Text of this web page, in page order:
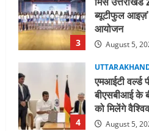
4
बीएसबीआई के
को मिलेंगे
August 5,
5
STATES NEWS
महाराज की
शिष्टाचार भेंट
गतिविधियों के
August 4,